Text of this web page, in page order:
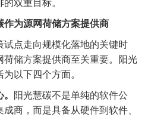
作为源网荷储方案提供商
点走向规模化落地的关键时
储方案提供商至关重要。阳光
以下四个方面。
阳光慧碳不是单纯的软件公
商，而是具备从硬件到软件、